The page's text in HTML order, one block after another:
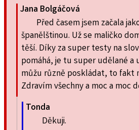
Jana Bolgáčová
Před časem jsem začala
španělštinou. Už se maličko
těší. Díky za super testy na
pomáhá, je tu super udělané a
můžu různě poskládat, to fakt
Zdravím všechny a moc a moc
Tonda
Děkuji.